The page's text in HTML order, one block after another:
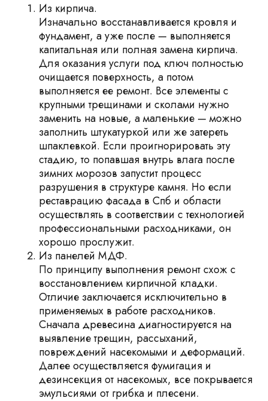
Из кирпича.
Изначально восстанавливается кровля и
фундамент, а уже после — выполняется
капитальная или полная замена кирпича.
Для оказания услуги под ключ полностью
очищается поверхность, а потом
выполняется ее ремонт. Все элементы с
крупными трещинами и сколами нужно
заменить на новые, а маленькие — можно
заполнить штукатуркой или же затереть
шпаклевкой. Если проигнорировать эту
стадию, то попавшая внутрь влага после
зимних морозов запустит процесс
разрушения в структуре камня. Но если
реставрацию фасада в Спб и области
осуществлять в соответствии с технологией
профессиональными расходниками, он
хорошо прослужит.
Из панелей МДФ.
По принципу выполнения ремонт схож с
восстановлением кирпичной кладки.
Отличие заключается исключительно в
применяемых в работе расходников.
Сначала древесина диагностируется на
выявление трещин, рассыханий,
повреждений насекомыми и деформаций.
Далее осуществляется фумигация и
дезинсекция от насекомых, все покрывается
эмульсиями от грибка и плесени.